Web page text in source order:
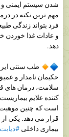
شدن سیستم ایمنی
مهم ترین نکته در
فرد بتواند زندگی
و عادات غذا خوردن
دهد.
طب سنتی
حکیمان نامدار و
سلامت، درمان های
کننده علایم
است که چنین موهبت
قرار می دهد. یکی
بیماری داخلی #دیابت